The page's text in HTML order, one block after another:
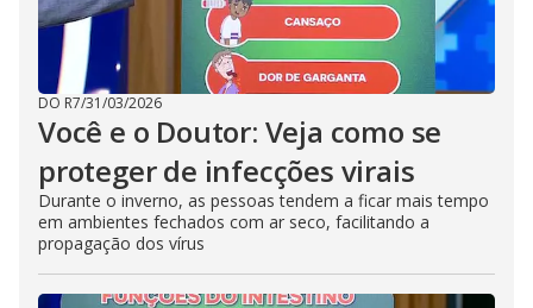
DO R7/31/03/2026
Você e o Doutor: Veja como se
proteger de infecções virais
Durante o inverno, as pessoas tendem a ficar mais tempo
em ambientes fechados com ar seco, facilitando a
propagação dos vírus